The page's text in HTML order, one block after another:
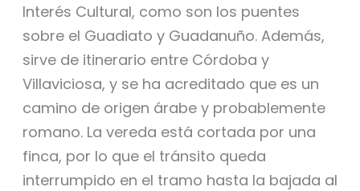
Interés Cultural, como son los puentes
sobre el Guadiato y Guadanuño. Además,
sirve de itinerario entre Córdoba y
Villaviciosa, y se ha acreditado que es un
camino de origen árabe y probablemente
romano. La vereda está cortada por una
finca, por lo que el tránsito queda
interrumpido en el tramo hasta la bajada al